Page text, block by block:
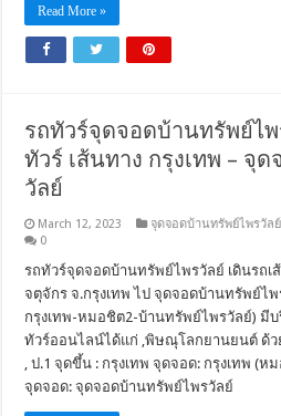
Read More »
รถทัวร์จุดจอดบ้านทรัพย์ไ
ทัวร์ เส้นทาง กรุงเทพ – จุ
วัลย์
March 12, 2023 จุดจอดบ้านทรัพย์ไพรวัลย์
0
รถทัวร์จุดจอดบ้านทรัพย์ไพรวัลย์ เดินรถเ
จตุจักร จ.กรุงเทพ ไป จุดจอดบ้านทรัพย์ไ
กรุงเทพ-หมอชิต2-บ้านทรัพย์ไพรวัลย์) มี
ทัวร์ออนไลน์ได้แก่ ,พิษณุโลกยานยนต์ ด้ว
, ป.1 จุดขึ้น : กรุงเทพ จุดจอด: กรุงเทพ (
จุดจอด: จุดจอดบ้านทรัพย์ไพรวัลย์